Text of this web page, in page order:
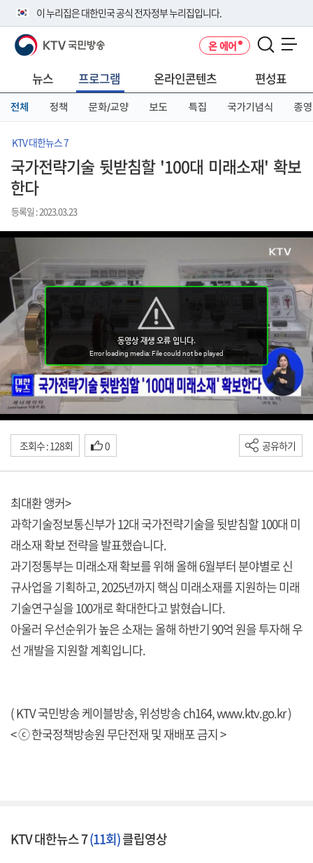
이 누리집은 대한민국 공식 전자정부 누리집입니다.
공식 누리집 주소 확인하기
니다.
이밖에 or.kr 또는 .kr등 다른 도메인 주소를 사용하고 있다면 아래 URL에
서 도메인 주소를 확인해 보세요
KTV 국민방송 온 에어
뉴스 프로그램 온라인콘텐츠 편성표
전체 정책 문화/교양 보도 특집 국가기념식 종영
KTV 대한뉴스 7
국가전략기술 뒷받침할 '100대 미래소재' 확보
한다
등록일 : 2023.03.23
조회수 : 128회 0 공유하기
최대환 앵커>
과학기술정보통신부가 12대 국가전략기술을 뒷받침할 100대 미
래소재 확보 전략을 발표했습니다.
과기정통부는 미래소재 확보를 위해 올해 6월부터 분야별로 신
규사업을 기획하고, 2025년까지 핵심 미래소재를 지원하는 미래
기술연구실을 100개로 확대한다고 밝혔습니다.
아울러 우선순위가 높은 소재는 올해 하반기 90억 원을 투자해 우
선 개발을 지원할 계획입니다.
( KTV 국민방송 케이블방송, 위성방송 ch164,www.ktv.go.kr)
< ⓒ 한국정책방송원 무단전재 및 재배포 금지 >
KTV 대한뉴스 7(11회)클립영상